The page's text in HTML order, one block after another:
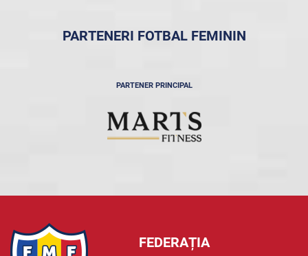
PARTENERI FOTBAL FEMININ
PARTENER PRINCIPAL
FEDERAȚIA